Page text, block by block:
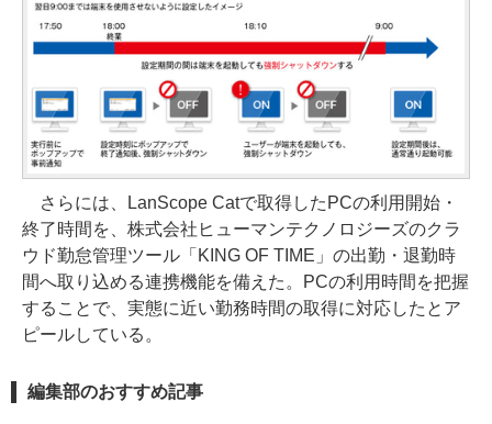
さらには、LanScope Catで取得したPCの利用開始・
終了時間を、株式会社ヒューマンテクノロジーズのクラ
ウド勤怠管理ツール「KING OF TIME」の出勤・退勤時
間へ取り込める連携機能を備えた。PCの利用時間を把握
することで、実態に近い勤務時間の取得に対応したとア
ピールしている。
編集部のおすすめ記事